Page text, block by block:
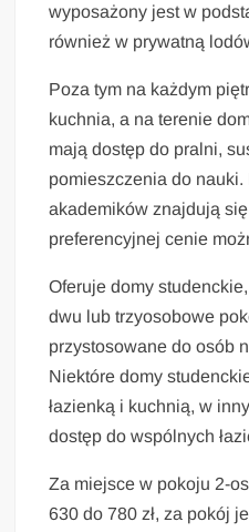
wyposażony jest w
również w prywatną
Poza tym na każdym
kuchnia, a na terenie
mają dostęp do pralni,
pomieszczenia do
akademików znajdują
preferencyjnej cenie
Oferuje domy
dwu lub trzyosobowe
przystosowane do osób
Niektóre domy
łazienką i kuchnią, w
dostęp do wspólnych
Za miejsce w pokoju 2-
630 do 780 zł, za pokój